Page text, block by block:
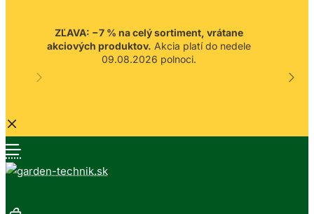
ZĽAVA: −7 % na celý sortiment, vrátane
akciových produktov. Akcia platí do nedele
09.08.2026 polnoci.